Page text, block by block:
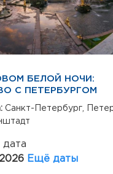
БЕЛОЙ НОЧИ:
С ПЕТЕРБУРГОМ
Санкт-Петербург,
Ещё даты